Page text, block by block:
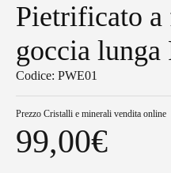
Pietrificato
goccia lunga
Codice: PWE01
Prezzo Cristalli e minerali vendita online
99,00€